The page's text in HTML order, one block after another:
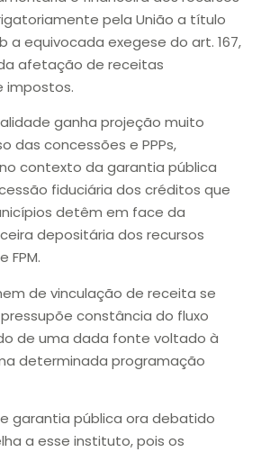
pela União a título
a equivocada exegese do art. 167,
afetação de receitas
impostos.
ganha projeção muito
das concessões e PPPs,
contexto da garantia pública
fiduciária dos créditos que
detêm em face da
depositária dos recursos
FPM.
de vinculação de receita se
constância do fluxo
de uma dada fonte voltado à
determinada programação
garantia pública ora debatido
a esse instituto, pois os